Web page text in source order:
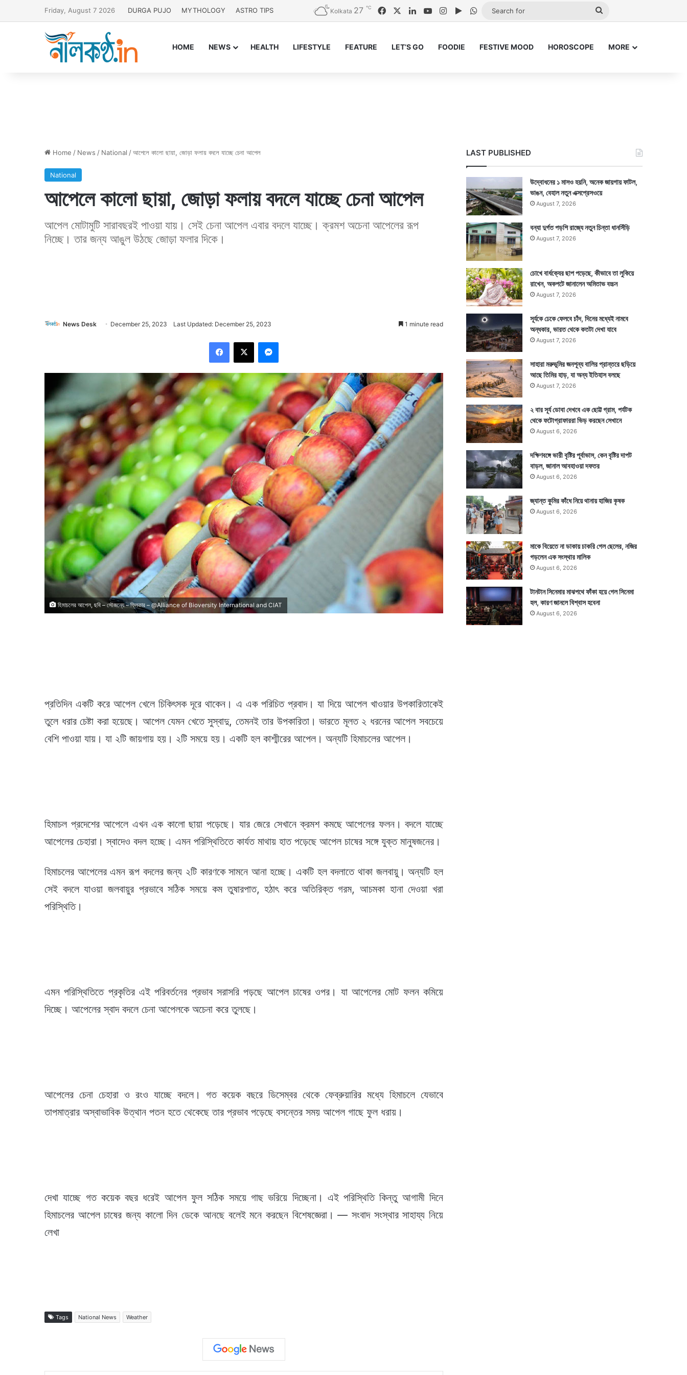
Friday, August 7 2026 DURGA PUJO MYTHOLOGY ASTRO TIPS Kolkata 27 ℃ FacebookLinkedInYouTubeInstagram
Google Play
WhatsApp
HOME NEWS HEALTH LIFESTYLE FEATURE LET’S GO FOODIE FESTIVE MOOD HOROSCOPE MORE
Home / News / National /আপেলে কালো ছায়া, জোড়া ফলায় বদলে যাচ্ছে চেনা আপেল
National
আপেলে কালো ছায়া, জোড়া ফলায় বদলে যাচ্ছে চেনা আপেল
আপেল মোটামুটি সারাবছরই পাওয়া যায়। সেই চেনা আপেল এবার বদলে যাচ্ছে। ক্রমশ অচেনা আপেলের রূপ
নিচ্ছে। তার জন্য আঙুল উঠছে জোড়া ফলার দিকে।
News Desk December 25, 2023 Last Updated: December 25, 2023 1 minute read
হিমাচলের আপেল, ছবি – সৌজন্যে – ফ্লিকার – @Alliance of Bioversity International and CIAT
প্রতিদিন একটি করে আপেল খেলে চিকিৎসক দূরে থাকেন। এ এক পরিচিত প্রবাদ। যা দিয়ে আপেল খাওয়ার উপকারিতাকেই
তুলে ধরার চেষ্টা করা হয়েছে। আপেল যেমন খেতে সুস্বাদু, তেমনই তার উপকারিতা। ভারতে মূলত ২ ধরনের আপেল সবচেয়ে
বেশি পাওয়া যায়। যা ২টি জায়গায় হয়। ২টি সময়ে হয়। একটি হল কাশ্মীরের আপেল। অন্যটি হিমাচলের আপেল।
হিমাচল প্রদেশের আপেলে এখন এক কালো ছায়া পড়েছে। যার জেরে সেখানে ক্রমশ কমছে আপেলের ফলন। বদলে যাচ্ছে
আপেলের চেহারা। স্বাদেও বদল হচ্ছে। এমন পরিস্থিতিতে কার্যত মাথায় হাত পড়েছে আপেল চাষের সঙ্গে যুক্ত মানুষজনের।
হিমাচলের আপেলের এমন রূপ বদলের জন্য ২টি কারণকে সামনে আনা হচ্ছে। একটি হল বদলাতে থাকা জলবায়ু। অন্যটি হল
সেই বদলে যাওয়া জলবায়ুর প্রভাবে সঠিক সময়ে কম তুষারপাত, হঠাৎ করে অতিরিক্ত গরম, আচমকা হানা দেওয়া খরা
পরিস্থিতি।
এমন পরিস্থিতিতে প্রকৃতির এই পরিবর্তনের প্রভাব সরাসরি পড়ছে আপেল চাষের ওপর। যা আপেলের মোট ফলন কমিয়ে
দিচ্ছে। আপেলের স্বাদ বদলে চেনা আপেলকে অচেনা করে তুলছে।
আপেলের চেনা চেহারা ও রংও যাচ্ছে বদলে। গত কয়েক বছরে ডিসেম্বর থেকে ফেব্রুয়ারির মধ্যে হিমাচলে যেভাবে
তাপমাত্রার অস্বাভাবিক উত্থান পতন হতে থেকেছে তার প্রভাব পড়েছে বসন্তের সময় আপেল গাছে ফুল ধরায়।
দেখা যাচ্ছে গত কয়েক বছর ধরেই আপেল ফুল সঠিক সময়ে গাছ ভরিয়ে দিচ্ছেনা। এই পরিস্থিতি কিন্তু আগামী দিনে
হিমাচলের আপেল চাষের জন্য কালো দিন ডেকে আনছে বলেই মনে করছেন বিশেষজ্ঞেরা। — সংবাদ সংস্থার সাহায্য নিয়ে
লেখা
Tags National News Weather
LAST PUBLISHED
উদ্বোধনের ১ মাসও হয়নি, অনেক জায়গায় ফাটল,
ভাঙন, বেহাল নতুন এক্সপ্রেসওয়ে
August 7, 2026
বন্যা দুর্গত পড়শি রাজ্যে নতুন চিন্তা ধানসিঁড়ি
August 7, 2026
চোখে বার্ধক্যের ছাপ পড়েছে, কীভাবে তা লুকিয়ে
রাখেন, অকপটে জানালেন অমিতাভ বচ্চন
August 7, 2026
সূর্যকে ঢেকে ফেলবে চাঁদ, দিনের মধ্যেই নামবে
অন্ধকার, ভারত থেকে কতটা দেখা যাবে
August 7, 2026
সাহারা মরুভূমির জনশূন্য বালির প্রান্তরে ছড়িয়ে
আছে তিমির হাড়, যা অন্য ইতিহাস বলছে
August 7, 2026
২ বার সূর্য ডোবা দেখবে এক ছোট্ট গ্রাম, পর্যটক
থেকে ফটোগ্রাফাররা ভিড় করছেন সেখানে
August 6, 2026
দক্ষিণবঙ্গে ভারী বৃষ্টির পূর্বাভাস, কেন বৃষ্টির দাপট
বাড়ল, জানাল আবহাওয়া দফতর
August 6, 2026
জ্যান্ত কুমির কাঁধে নিয়ে থানায় হাজির কৃষক
August 6, 2026
মাকে বিয়েতে না ডাকায় চাকরি গেল ছেলের, নজির
গড়লেন এক সংস্থার মালিক
August 6, 2026
টানটান সিনেমার মাঝপথে ফাঁকা হয়ে গেল সিনেমা
হল, কারণ জানলে বিশ্বাস হবেনা
August 6, 2026